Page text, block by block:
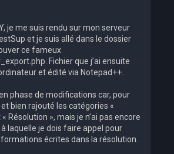
je me suis rendu sur mon serveur
et je suis allé dans le dossier
ce fameux
Fichier que j’ai ensuite
et édité via Notepad++.
phase de modifications car, pour
et bien rajouté les catégories «
Résolution », mais je n’ai pas encore
laquelle je dois faire appel pour
écrites dans la résolution.